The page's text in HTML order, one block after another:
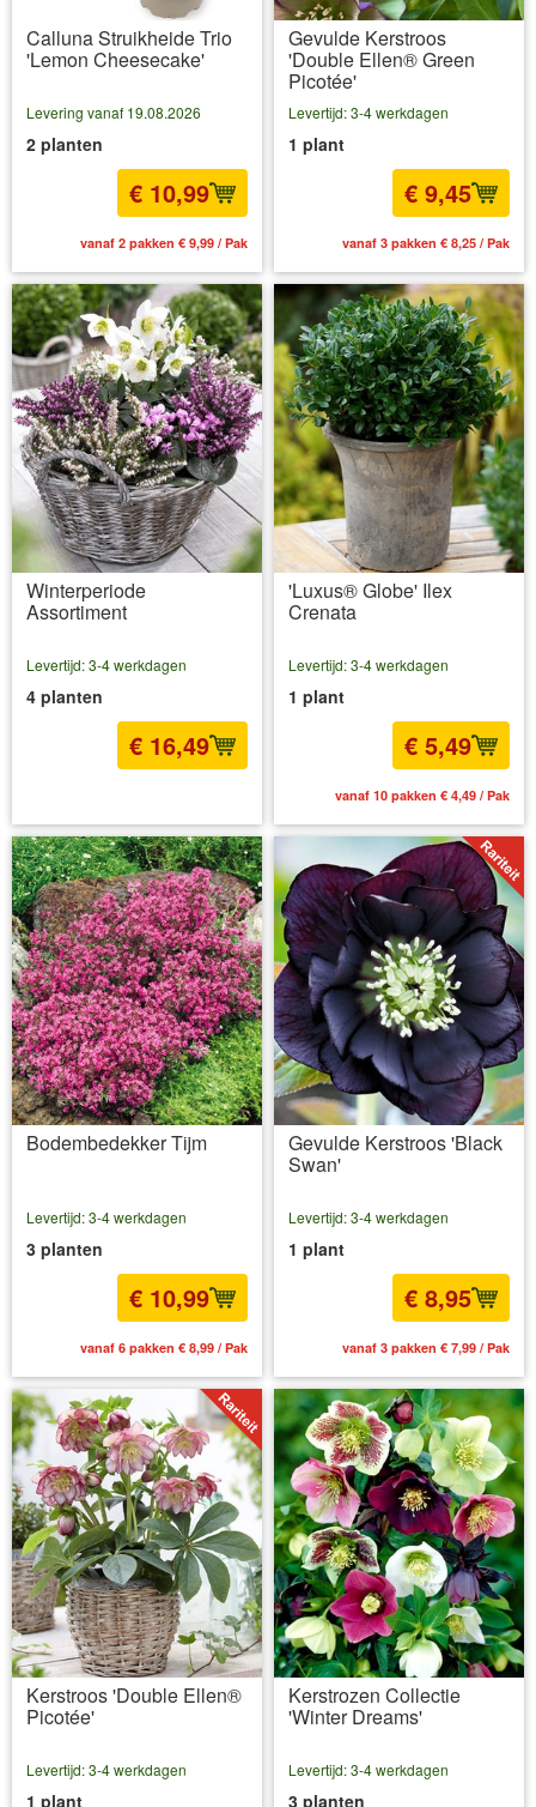
Calluna Struikheide Trio
'Lemon Cheesecake'
Levering vanaf 19.08.2026
2 planten
€ 10,99
vanaf 2 pakken € 9,99 / Pak
Gevulde Kerstroos
'Double Ellen® Green
Picotée'
Levertijd: 3-4 werkdagen
1 plant
€ 9,45
vanaf 3 pakken € 8,25 / Pak
Winterperiode
Assortiment
Levertijd: 3-4 werkdagen
4 planten
€ 16,49
'Luxus® Globe' Ilex
Crenata
Levertijd: 3-4 werkdagen
1 plant
€ 5,49
vanaf 10 pakken € 4,49 / Pak
Bodembedekker Tijm
Levertijd: 3-4 werkdagen
3 planten
€ 10,99
vanaf 6 pakken € 8,99 / Pak
Gevulde Kerstroos 'Black
Swan'
Levertijd: 3-4 werkdagen
1 plant
€ 8,95
vanaf 3 pakken € 7,99 / Pak
Kerstroos 'Double Ellen®
Picotée'
Levertijd: 3-4 werkdagen
1 plant
Kerstrozen Collectie
'Winter Dreams'
Levertijd: 3-4 werkdagen
3 planten